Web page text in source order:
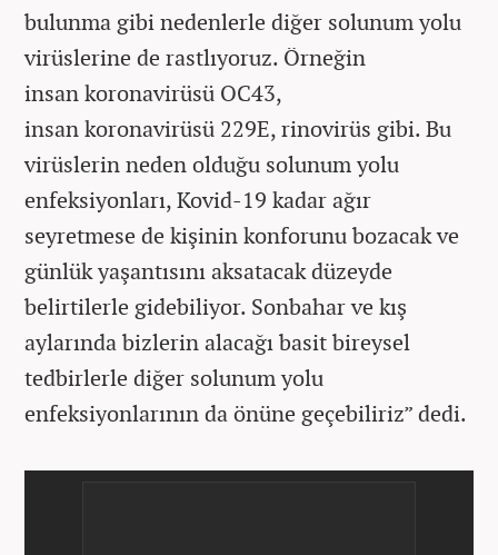
bulunma gibi nedenlerle diğer solunum yolu
virüslerine de rastlıyoruz. Örneğin
insan koronavirüsü OC43,
insan koronavirüsü 229E, rinovirüs gibi. Bu
virüslerin neden olduğu solunum yolu
enfeksiyonları, Kovid-19 kadar ağır
seyretmese de kişinin konforunu bozacak ve
günlük yaşantısını aksatacak düzeyde
belirtilerle gidebiliyor. Sonbahar ve kış
aylarında bizlerin alacağı basit bireysel
tedbirlerle diğer solunum yolu
enfeksiyonlarının da önüne geçebiliriz” dedi.